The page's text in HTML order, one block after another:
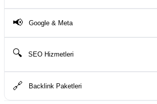
📢 Google & Meta
🔍 SEO Hizmetleri
🔗 Backlink Paketleri